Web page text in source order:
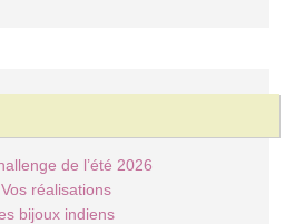
de l’été 2026
réalisations
bijoux indiens